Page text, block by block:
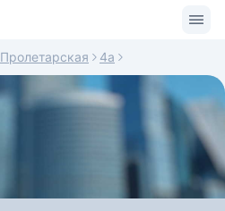
Пролетарская 4а